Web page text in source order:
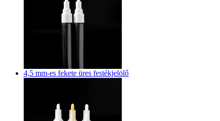
4,5 mm-es fekete üres festékjelölő